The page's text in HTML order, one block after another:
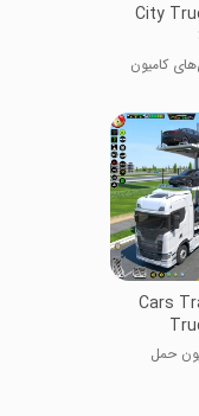
City
کامیون
Cars
حمل